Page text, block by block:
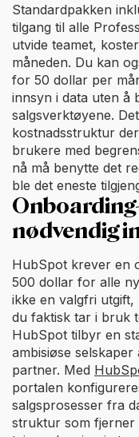
Standardpakken
tilgang til alle
utvide teamet,
måneden. Du kan
for 50 dollar per
innsyn i data uten å
salgsverktøyene.
kostnadsstruktur
brukere med
nå må benytte det
ble det eneste
nødvendig
HubSpot krever en
500 dollar for alle
ikke en valgfri
du faktisk tar i bruk
HubSpot tilbyr en
ambisiøse
partner. Med
portalen
salgsprosesser fra
struktur som